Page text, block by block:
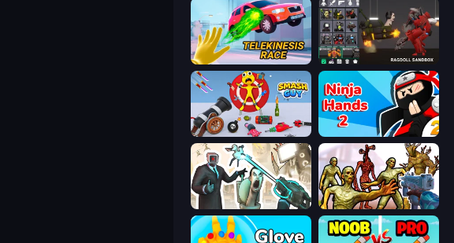
Telekinesis Race 3D Last Play: Ragdoll Sandbox
Ninja Hands 2
Skibidi Toilets: Infection Monster Shooter Apocalypse